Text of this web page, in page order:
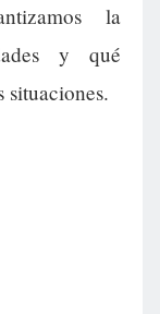
la
y qué
situaciones.